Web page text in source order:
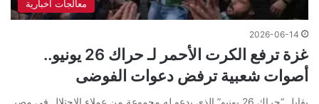
معالجات اخبارية
2026-06-14
غزة ترفع الكرت الأحمر لـ حراك 26 يونيو..
أصوات شعبية ترفض دعوات الفوضى
يقابل “حراك 26 يونيو” الذي بدعو له مجموعة من عملاء الاحتلال في مصر